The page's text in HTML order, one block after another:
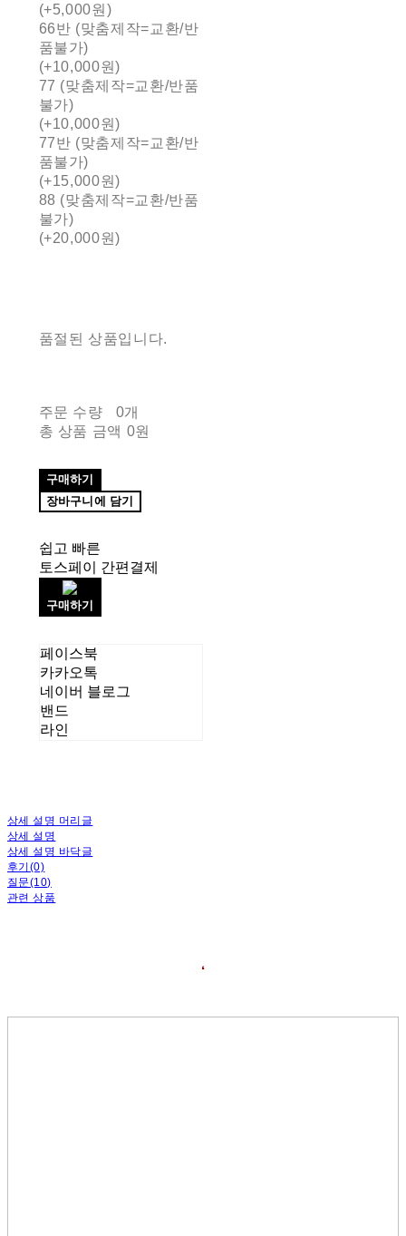
(+5,000원)
66반 (맞춤제작=교환/반
품불가)
(+10,000원)
77 (맞춤제작=교환/반품
불가)
(+10,000원)
77반 (맞춤제작=교환/반
품불가)
(+15,000원)
88 (맞춤제작=교환/반품
불가)
(+20,000원)
품절된 상품입니다.
주문 수량
0개
총 상품 금액 0원
구매하기
장바구니에 담기
쉽고 빠른
토스페이 간편결제
구매하기
페이스북
카카오톡
네이버 블로그
밴드
라인
상세 설명 머리글
상세 설명
상세 설명 바닥글
후기(0)
질문(10)
관련 상품
❛